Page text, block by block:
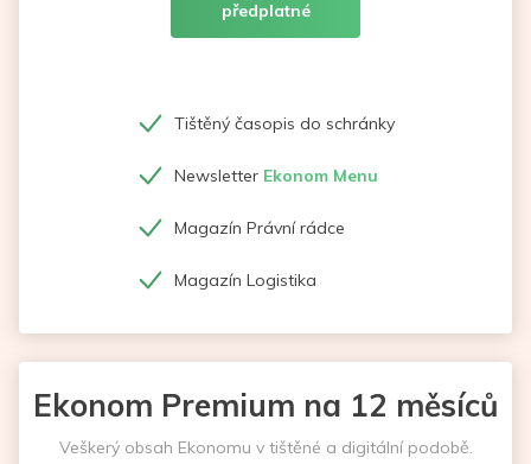
předplatné
Tištěný časopis do schránky
Newsletter Ekonom Menu
Magazín Právní rádce
Magazín Logistika
Ekonom Premium na 12 měsíců
Veškerý obsah Ekonomu v tištěné a digitální podobě.